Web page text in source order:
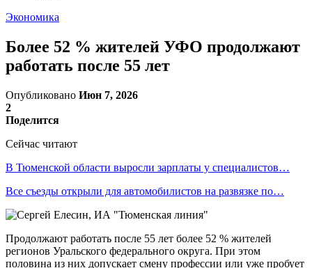
Экономика
Более 52 % жителей УФО продолжают
работать после 55 лет
Опубликовано Июн 7, 2026
2
Поделится
Сейчас читают
В Тюменской области выросли зарплаты у специалистов…
Все съезды открыли для автомобилистов на развязке по…
Продолжают работать после 55 лет более 52 % жителей
регионов Уральского федерального округа. При этом
половина из них допускает смену профессии или уже пробует